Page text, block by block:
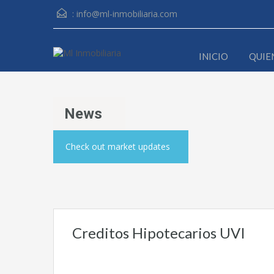
: info@ml-inmobiliaria.com
INICIO
News
Check out market updates
Creditos Hipotecarios UVI